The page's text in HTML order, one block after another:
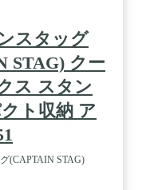
スタッグ
STAG) クー
ス スタン
ト収納 ア
(CAPTAIN STAG)